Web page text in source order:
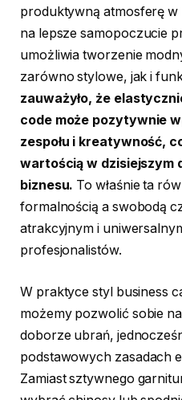
produktywną atmosferę w
na lepsze samopoczucie
umożliwia tworzenie
zarówno stylowe, jak i
zauważyło, że
code może pozytywnie
zespołu i kreatywność,
wartością w dzisiejszym
biznesu. To właśnie ta
formalnością a swobodą
atrakcyjnym i
profesjonalistów.
W praktyce styl business
możemy pozwolić sobie
doborze ubrań,
podstawowych zasadach
Zamiast sztywnego